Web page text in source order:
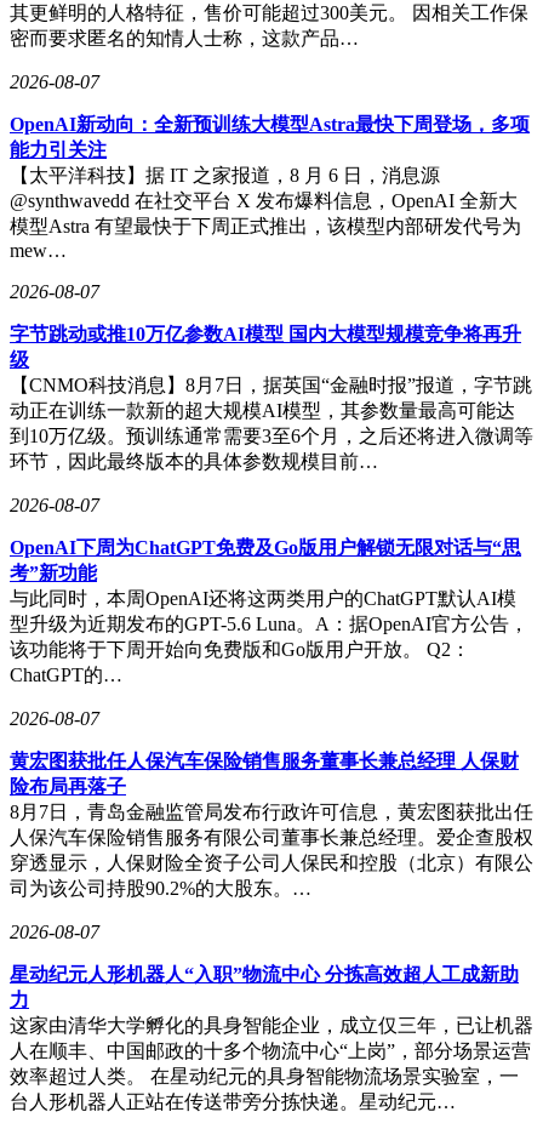
其更鲜明的人格特征，售价可能超过300美元。 因相关工作保
密而要求匿名的知情人士称，这款产品…
2026-08-07
OpenAI新动向：全新预训练大模型Astra最快下周登场，多项
能力引关注
【太平洋科技】据 IT 之家报道，8 月 6 日，消息源
@synthwavedd 在社交平台 X 发布爆料信息，OpenAI 全新大
模型Astra 有望最快于下周正式推出，该模型内部研发代号为
mew…
2026-08-07
字节跳动或推10万亿参数AI模型 国内大模型规模竞争将再升
级
【CNMO科技消息】8月7日，据英国“金融时报”报道，字节跳
动正在训练一款新的超大规模AI模型，其参数量最高可能达
到10万亿级。预训练通常需要3至6个月，之后还将进入微调等
环节，因此最终版本的具体参数规模目前…
2026-08-07
OpenAI下周为ChatGPT免费及Go版用户解锁无限对话与“思
考”新功能
与此同时，本周OpenAI还将这两类用户的ChatGPT默认AI模
型升级为近期发布的GPT-5.6 Luna。A：据OpenAI官方公告，
该功能将于下周开始向免费版和Go版用户开放。 Q2：
ChatGPT的…
2026-08-07
黄宏图获批任人保汽车保险销售服务董事长兼总经理 人保财
险布局再落子
8月7日，青岛金融监管局发布行政许可信息，黄宏图获批出任
人保汽车保险销售服务有限公司董事长兼总经理。爱企查股权
穿透显示，人保财险全资子公司人保民和控股（北京）有限公
司为该公司持股90.2%的大股东。…
2026-08-07
星动纪元人形机器人“入职”物流中心 分拣高效超人工成新助
力
这家由清华大学孵化的具身智能企业，成立仅三年，已让机器
人在顺丰、中国邮政的十多个物流中心“上岗”，部分场景运营
效率超过人类。 在星动纪元的具身智能物流场景实验室，一
台人形机器人正站在传送带旁分拣快递。星动纪元…